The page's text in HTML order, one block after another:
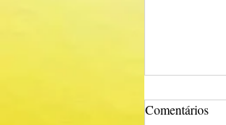
Comentários